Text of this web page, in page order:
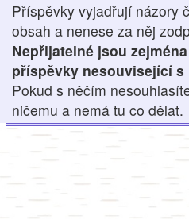
Příspěvky vyjadřují názory
obsah a nenese za něj
Nepřijatelné jsou
příspěvky nesouvisející
Pokud s něčím
ničemu a nemá tu co dělat.